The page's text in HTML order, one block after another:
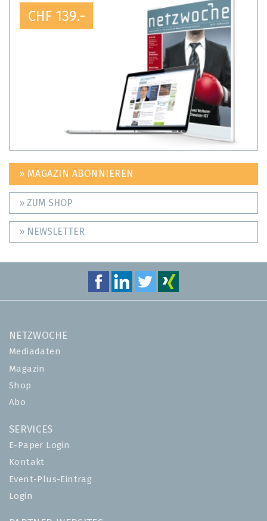
CHF 139.-
» MAGAZIN ABONNIEREN
» ZUM SHOP
» NEWSLETTER
NETZWOCHE
Mediadaten
Magazin
Shop
Abo
SERVICES
E-Paper Login
Kontakt
Event-Plus-Eintrag
Login